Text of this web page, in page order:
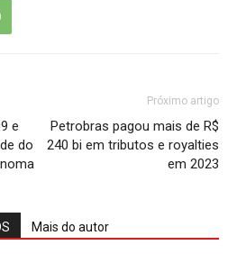
e
do
Próximo artigo
Petrobras pagou mais de R$
240 bi em tributos e royalties
em 2023
Mais do autor